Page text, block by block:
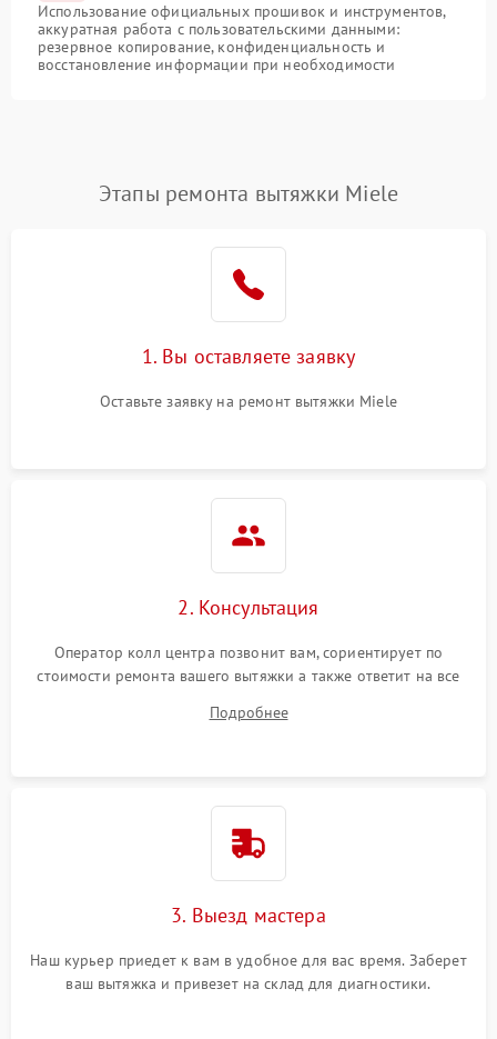
Использование официальных прошивок и инструментов,
аккуратная работа с пользовательскими данными:
резервное копирование, конфиденциальность и
восстановление информации при необходимости
Этапы ремонта вытяжки Miele
1. Вы оставляете заявку
Оставьте заявку на ремонт вытяжки Miele
2. Консультация
Оператор колл центра позвонит вам, сориентирует по
стоимости ремонта вашего вытяжки а также ответит на все
Подробнее
3. Выезд мастера
Наш курьер приедет к вам в удобное для вас время. Заберет
ваш вытяжка и привезет на склад для диагностики.